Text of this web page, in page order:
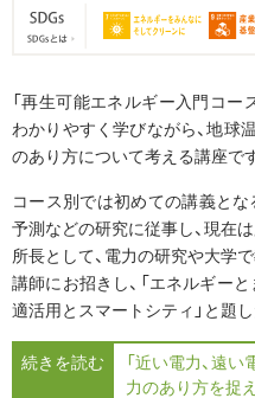
「再生可能エネルギー入門コー
わかりやすく学びながら、地球
のあり方について考える講座です
コース別では初めての講義とな
予測などの研究に従事し、現在
所長として、電力の研究や大学
講師にお招きし、「エネルギ
適活用とスマートシティ」と題
続きを読む
「近い電力、遠
力のあり方を捉